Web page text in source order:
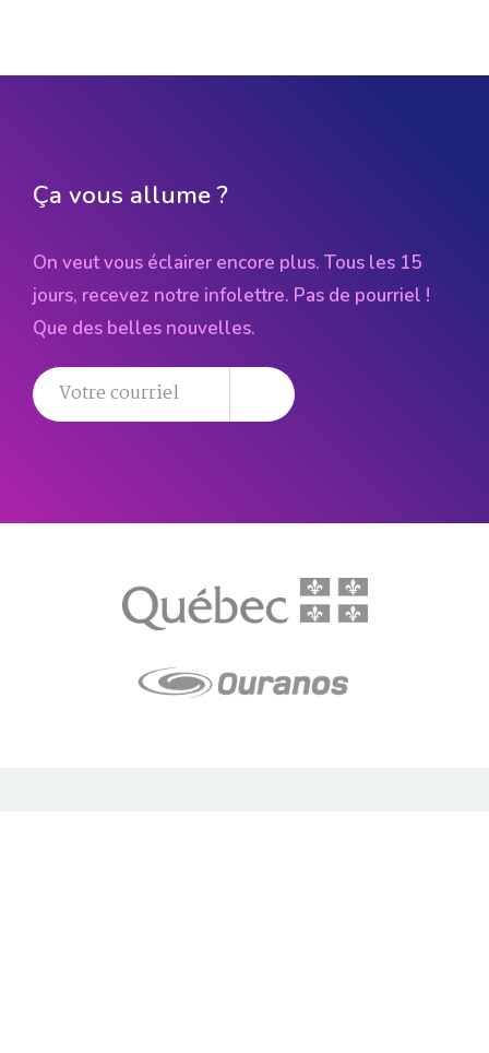
Ça vous allume ?
On veut vous éclairer encore plus. Tous les 15
jours, recevez notre infolettre. Pas de pourriel !
Que des belles nouvelles.